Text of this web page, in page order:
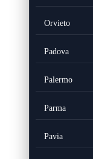
Orvieto
Padova
Palermo
Parma
Pavia